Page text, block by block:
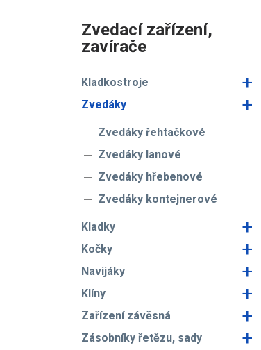
Zvedací zařízení,
zavírače
Kladkostroje +
Zvedáky +
Zvedáky řehtačkové
Zvedáky lanové
Zvedáky hřebenové
Zvedáky kontejnerové
Kladky +
Kočky +
Navijáky +
Klíny +
Zařízení závěsná +
Zásobníky řetězu, sady
+